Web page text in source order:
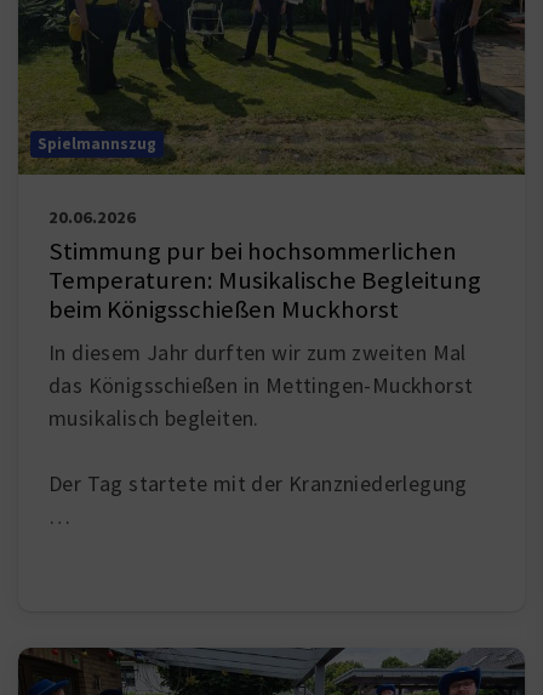
Spielmannszug
20.06.2026
Stimmung pur bei hochsommerlichen
Temperaturen: Musikalische Begleitung
beim Königsschießen Muckhorst
In diesem Jahr durften wir zum zweiten Mal
das Königsschießen in Mettingen-Muckhorst
musikalisch begleiten.
Der Tag startete mit der Kranzniederlegung
…